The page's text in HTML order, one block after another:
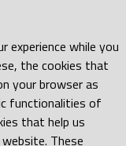
experience while you
the cookies that
your browser as
functionalities of
that help us
These